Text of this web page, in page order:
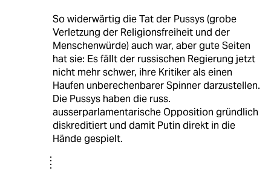
So widerwärtig die Tat der Pussys (grobe
Verletzung der Religionsfreiheit und der
Menschenwürde) auch war, aber gute Seiten
hat sie: Es fällt der russischen Regierung jetzt
nicht mehr schwer, ihre Kritiker als einen
Haufen unberechenbarer Spinner darzustellen.
Die Pussys haben die russ.
ausserparlamentarische Opposition gründlich
diskreditiert und damit Putin direkt in die
Hände gespielt.